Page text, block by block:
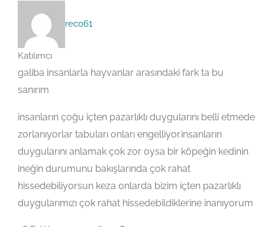
reco61
Katılımcı
galiba insanlarla hayvanlar arasındaki fark ta bu
sanırım
insanların çoğu içten pazarlıklı duygularını belli etmede
zorlanıyorlar tabuları onları engelliyor.insanların
duygularını anlamak çok zor oysa bir köpeğin kedinin
ineğin durumunu bakışlarında çok rahat
hissedebiliyorsun keza onlarda bizim içten pazarlıklı
duygularımızı çok rahat hissedebildiklerine inanıyorum